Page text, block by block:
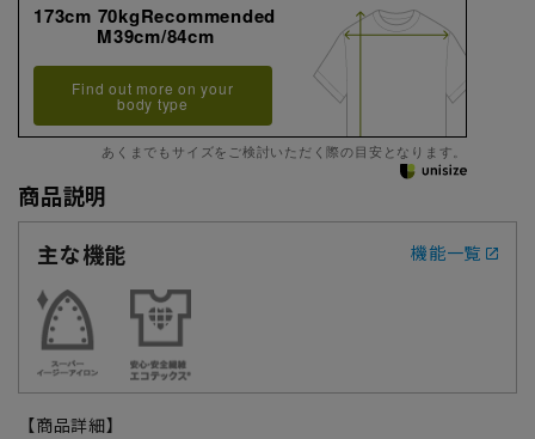
173cm 70kgRecommended
M39cm/84cm
Find out more on your
body type
あくまでもサイズをご検討いただく際の目安となります。
商品説明
主な機能
機能一覧
【商品詳細】